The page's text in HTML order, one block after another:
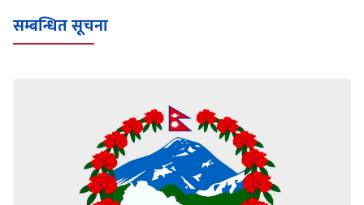
सम्बन्धित सूचना